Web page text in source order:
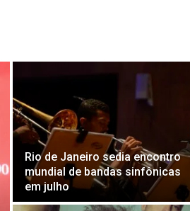
Rio de Janeiro sedia encontro
mundial de bandas sinfônicas
em julho